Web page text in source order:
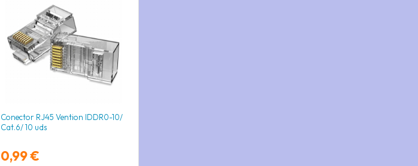
Conector RJ45 Vention IDDR0-10/
Cat.6/ 10 uds
0,99 €